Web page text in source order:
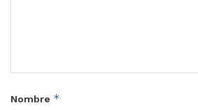
Nombre *